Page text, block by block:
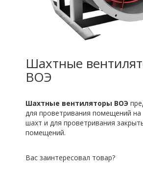
Шахтные
ВОЭ
Шахтные вентиляторы ВОЭ
для проветривания помещений на
шахт и для проветривания
помещений.
Вас заинтересовал товар?